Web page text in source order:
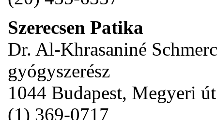
Szerecsen Patika
Dr. Al-Khrasaniné
gyógyszerész
1044 Budapest, Megyeri
(1) 369-0717